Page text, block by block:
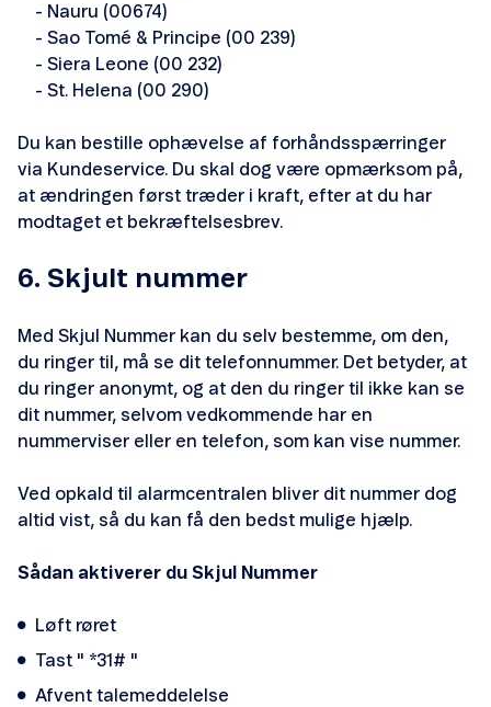
- Nauru (00674)
- Sao Tomé & Principe (00 239)
- Siera Leone (00 232)
- St. Helena (00 290)
Du kan bestille ophævelse af forhåndsspærringer
via Kundeservice. Du skal dog være opmærksom på,
at ændringen først træder i kraft, efter at du har
modtaget et bekræftelsesbrev.
6. Skjult nummer
Med Skjul Nummer kan du selv bestemme, om den,
du ringer til, må se dit telefonnummer. Det betyder, at
du ringer anonymt, og at den du ringer til ikke kan se
dit nummer, selvom vedkommende har en
nummerviser eller en telefon, som kan vise nummer.
Ved opkald til alarmcentralen bliver dit nummer dog
altid vist, så du kan få den bedst mulige hjælp.
Sådan aktiverer du Skjul Nummer
Løft røret
Tast " *31# "
Afvent talemeddelelse